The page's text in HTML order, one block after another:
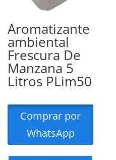
Aromatizante
ambiental
Frescura De
Manzana 5
Litros PLim50
Comprar por
WhatsApp